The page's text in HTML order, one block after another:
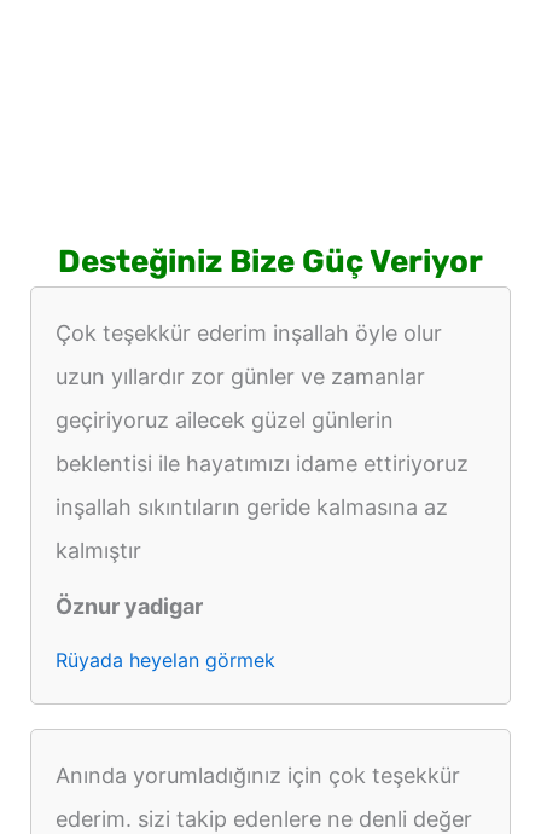
Desteğiniz Bize Güç Veriyor
Çok teşekkür ederim inşallah öyle olur
uzun yıllardır zor günler ve zamanlar
geçiriyoruz ailecek güzel günlerin
beklentisi ile hayatımızı idame ettiriyoruz
inşallah sıkıntıların geride kalmasına az
kalmıştır
Öznur yadigar
Rüyada heyelan görmek
Anında yorumladığınız için çok teşekkür
ederim. sizi takip edenlere ne denli değer